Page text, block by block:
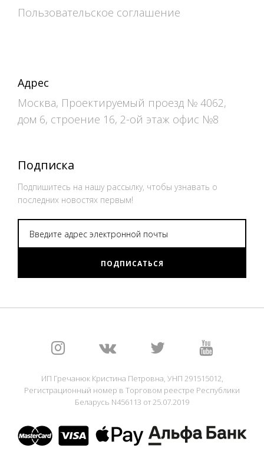
Пользовательское соглашение
Адрес
Москва, Проектируемый проезд № 4062,
дом 6, строение 16, 2-ой этаж офис №8
Подписка
Подпишитесь на нашу рассылку, чтобы узнавать о
последних новостях первым!
ПОДПИСАТЬСЯ
ИП Гречанюк Кристина Петровна, УНП 291515012,
Регистрационный номер в Торговом реестре Республики
Беларусь N456113 от 25.07.2019